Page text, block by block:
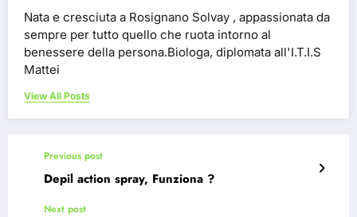
Nata e cresciuta a Rosignano Solvay , appassionata da
sempre per tutto quello che ruota intorno al
benessere della persona.Biologa, diplomata all'I.T.I.S
Mattei
View All Posts
Previous post
Depil action spray, Funziona ?
Next post